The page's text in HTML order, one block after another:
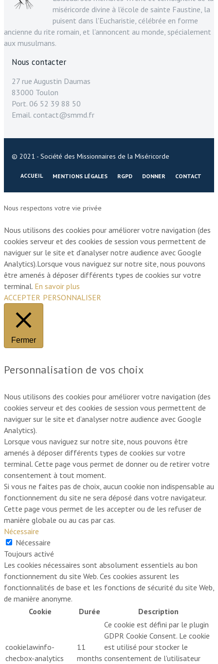
miséricorde divine à l'école de sainte Faustine, la
puisent dans l'Eucharistie, célébrée en forme
ancienne du rite romain, et l'annoncent au monde, spécialement
aux musulmans.
Nous contacter
27 rue Augustin Daumas
83000 Toulon
Port. 06 52 39 88 50
Email. contact@smmd.fr
© 2021 - Société des Missionnaires de la Miséricorde
ACCUEIL MENTIONS LÉGALES RGPD DONNER CONTACT
Nous respectons votre vie privée
Nous utilisons des cookies pour améliorer votre navigation (des
cookies serveur et des cookies de session vous permettent de
naviguer sur le site et d’analyser notre audience avec Google
Analytics).Lorsque vous naviguez sur notre site, nous pouvons
être amenés à déposer différents types de cookies sur votre
terminal. En savoir plus
ACCEPTER PERSONNALISER
Fermer
Personnalisation de vos choix
Nous utilisons des cookies pour améliorer votre navigation (des
cookies serveur et des cookies de session vous permettent de
naviguer sur le site et d’analyser notre audience avec Google
Analytics).
Lorsque vous naviguez sur notre site, nous pouvons être
amenés à déposer différents types de cookies sur votre
terminal. Cette page vous permet de donner ou de retirer votre
consentement à tout moment.
Si vous ne faites pas de choix, aucun cookie non indispensable au
fonctionnement du site ne sera déposé dans votre navigateur.
Cette page vous permet de les accepter ou de les refuser de
manière globale ou au cas par cas.
Nécessaire
Nécessaire
Toujours activé
Les cookies nécessaires sont absolument essentiels au bon
fonctionnement du site Web. Ces cookies assurent les
fonctionnalités de base et les fonctions de sécurité du site Web,
de manière anonyme.
Cookie
Durée Description
cookielawinfo-
checbox-analytics
11
months
Ce cookie est défini par le plugin
GDPR Cookie Consent. Le cookie
est utilisé pour stocker le
consentement de l'utilisateur